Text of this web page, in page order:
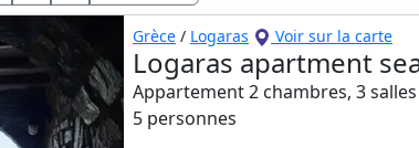
Grèce / Logaras Voir sur la carte
Logaras apartment
Appartement 2 chambres, 3
5 personnes